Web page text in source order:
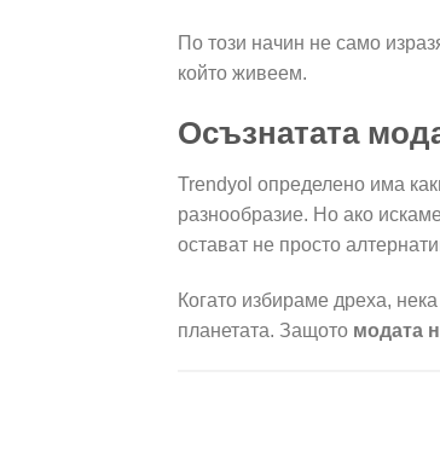
По този начин не само
който живеем.
Осъзнатата
Trendyol определено има
разнообразие. Но ако
остават не просто
Когато избираме дреха,
планетата. Защото модата